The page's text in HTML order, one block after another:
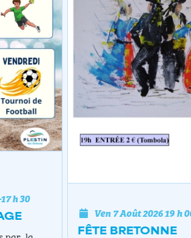
FÊTE BRETONNE
Ven 7 Août 202619 h 00